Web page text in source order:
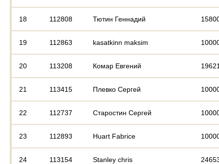
18 112808 Тютин Геннадий
19 112863 kasatkinn maksim
20 113208 Комар Евгений
21 113415 Плевко Сергей
22 112737 Старостин Сергей
23 112893 Huart Fabrice
24 113154 Stanley chris